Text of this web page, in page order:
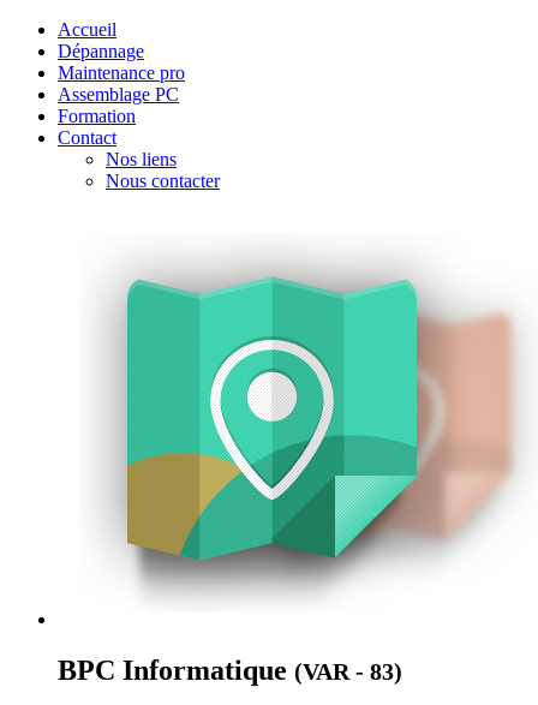
Accueil
Dépannage
Maintenance pro
Assemblage PC
Formation
Contact
Nos liens
Nous contacter
BPC Informatique (VAR - 83)